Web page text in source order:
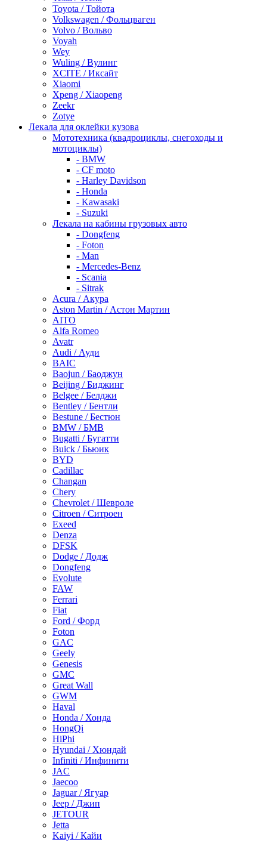
Toyota / Тойота
Volkswagen / Фольцваген
Volvo / Вольво
Voyah
Wey
Wuling / Вулинг
XCITE / Иксайт
Xiaomi
Xpeng / Xiaopeng
Zeekr
Zotye
Лекала для оклейки кузова
Мототехника (квадроциклы, снегоходы и
мотоциклы)
- BMW
- CF moto
- Harley Davidson
- Honda
- Kawasaki
- Suzuki
Лекала на кабины грузовых авто
- Dongfeng
- Foton
- Man
- Mercedes-Benz
- Scania
- Sitrak
Acura / Акура
Aston Martin / Астон Мартин
AITO
Alfa Romeo
Avatr
Audi / Ауди
BAIC
Baojun / Баоджун
Beijing / Биджинг
Belgee / Белджи
Bentley / Бентли
Bestune / Бестюн
BMW / БМВ
Bugatti / Бугатти
Buick / Бьюик
BYD
Cadillac
Changan
Chery
Chevrolet / Шевроле
Citroen / Ситроен
Exeed
Denza
DFSK
Dodge / Додж
Dongfeng
Evolute
FAW
Ferrari
Fiat
Ford / Форд
Foton
GAC
Geely
Genesis
GMC
Great Wall
GWM
Haval
Honda / Хонда
HongQi
HiPhi
Hyundai / Хюндай
Infiniti / Инфинити
JAC
Jaecoo
Jaguar / Ягуар
Jeep / Джип
JETOUR
Jetta
Kaiyi / Кайи